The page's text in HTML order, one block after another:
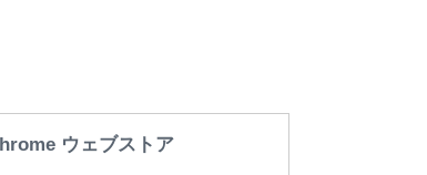
ウェブストア